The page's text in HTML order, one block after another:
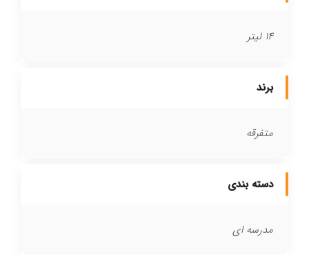
14 لیتر
برند
متفرقه
دسته بندی
مدرسه ای